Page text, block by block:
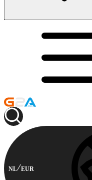
NL EUR